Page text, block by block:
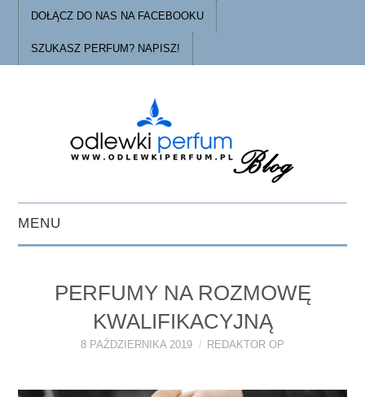
DOŁĄCZ DO NAS NA FACEBOOKU
SZUKASZ PERFUM? NAPISZ!
MENU
PORADY
O ODLEWKACH
PERFUMY FAQ
PERFUMY NA ROZMOWĘ
KWALIFIKACYJNĄ
8 PAŹDZIERNIKA 2019 REDAKTOR OP